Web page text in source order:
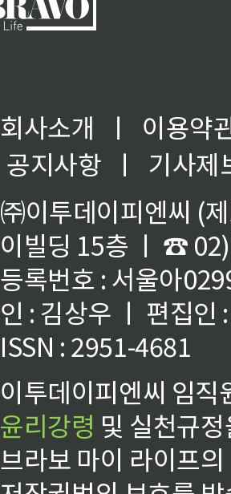
회사소개 ㅣ
이용약
공지사항
ㅣ
기사제
㈜이투데이피엔씨 (
이빌딩 15층 ㅣ ☎
등록번호 : 서울아
인 : 김상우 ㅣ 편집인
ISSN : 2951-4681
이투데이피엔씨 임
윤리강령 및 실천규
브라보 마이 라이프